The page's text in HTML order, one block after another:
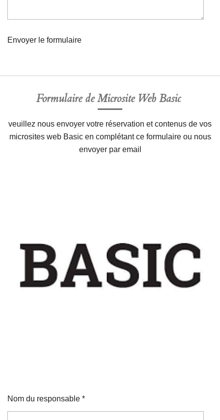
Envoyer le formulaire
Formulaire de Microsite Web Basic
veuillez nous envoyer votre réservation et contenus de vos
microsites web Basic en complétant ce formulaire ou nous
envoyer par email
Nom du responsable *